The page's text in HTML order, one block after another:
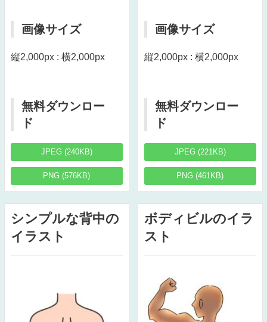
画像サイズ
縦2,000px : 横2,000px
無料ダウンロー
ド
JPEG (240KB)
PNG (576KB)
画像サイズ
縦2,000px : 横2,000px
無料ダウンロー
ド
JPEG (221KB)
PNG (461KB)
シンプルな背中の
イラスト
ボディビルのイラ
スト